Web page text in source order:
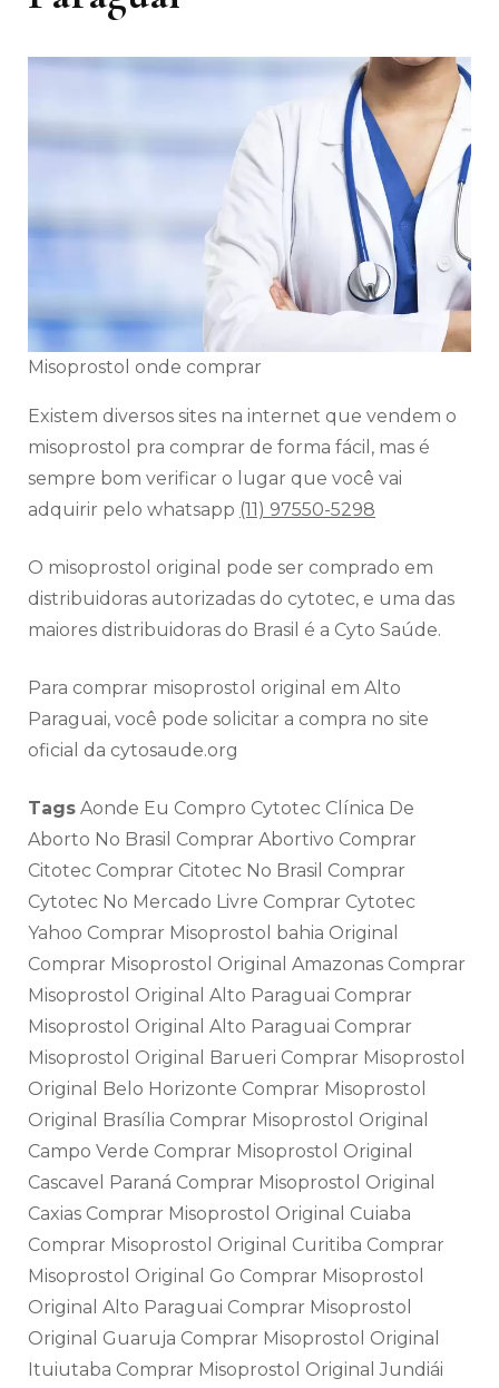
Misoprostol onde comprar
Existem diversos sites na internet que vendem o
misoprostol pra comprar de forma fácil, mas é
sempre bom verificar o lugar que você vai
adquirir pelo whatsapp (11) 97550-5298
O misoprostol original pode ser comprado em
distribuidoras autorizadas do cytotec, e uma das
maiores distribuidoras do Brasil é a Cyto Saúde.
Para comprar misoprostol original em Alto
Paraguai, você pode solicitar a compra no site
oficial da cytosaude.org
Tags Aonde Eu Compro Cytotec Clínica De
Aborto No Brasil Comprar Abortivo Comprar
Citotec Comprar Citotec No Brasil Comprar
Cytotec No Mercado Livre Comprar Cytotec
Yahoo Comprar Misoprostol bahia Original
Comprar Misoprostol Original Amazonas Comprar
Misoprostol Original Alto Paraguai Comprar
Misoprostol Original Alto Paraguai Comprar
Misoprostol Original Barueri Comprar Misoprostol
Original Belo Horizonte Comprar Misoprostol
Original Brasília Comprar Misoprostol Original
Campo Verde Comprar Misoprostol Original
Cascavel Paraná Comprar Misoprostol Original
Caxias Comprar Misoprostol Original Cuiaba
Comprar Misoprostol Original Curitiba Comprar
Misoprostol Original Go Comprar Misoprostol
Original Alto Paraguai Comprar Misoprostol
Original Guaruja Comprar Misoprostol Original
Ituiutaba Comprar Misoprostol Original Jundiái